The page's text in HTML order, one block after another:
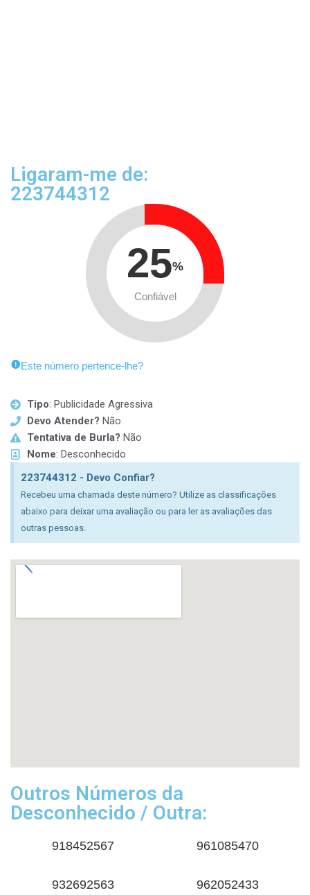
Ligaram-me de:
223744312
25%
Confiável
Este número pertence-lhe?
Tipo: Publicidade Agressiva
Devo Atender? Não
Tentativa de Burla? Não
Nome: Desconhecido
223744312 - Devo Confiar?
Recebeu uma chamada deste número? Utilize as classificações
abaixo para deixar uma avaliação ou para ler as avaliações das
outras pessoas.
Outros Números da
Desconhecido / Outra:
918452567 961085470
932692563 962052433